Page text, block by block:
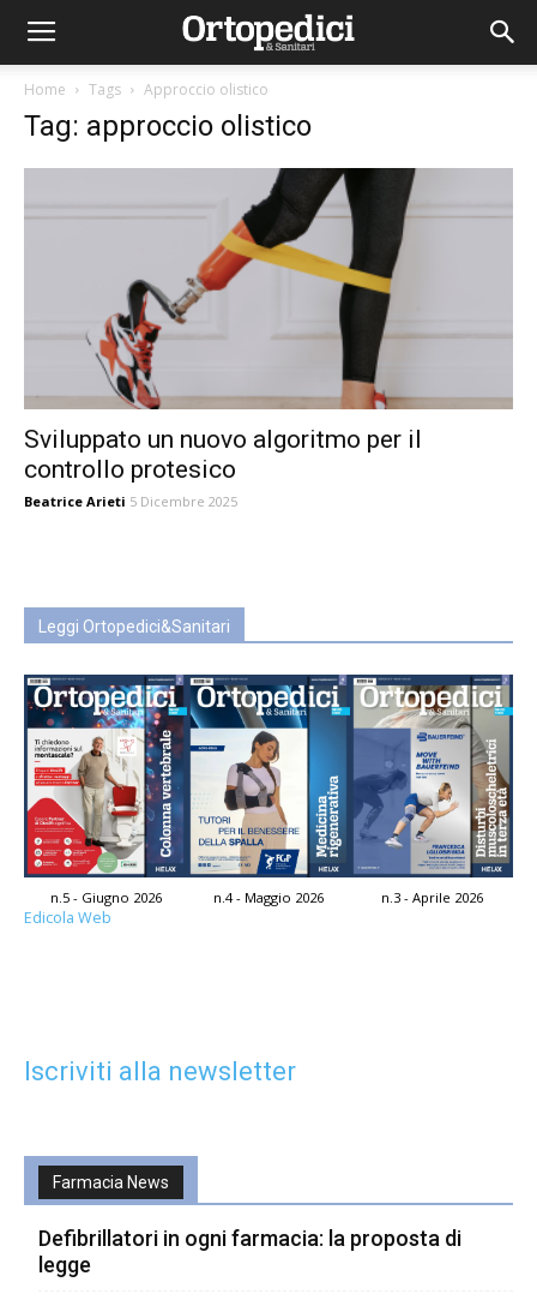
Home Tags Approccio olistico
Tag: approccio olistico
Sviluppato un nuovo algoritmo per il
controllo protesico
Beatrice Arieti 5 Dicembre 2025
Leggi Ortopedici&Sanitari
n.5 - Giugno 2026 n.4 - Maggio 2026 n.3 - Aprile 2026
Edicola Web
Iscriviti alla newsletter
Farmacia News
Defibrillatori in ogni farmacia: la proposta di
legge